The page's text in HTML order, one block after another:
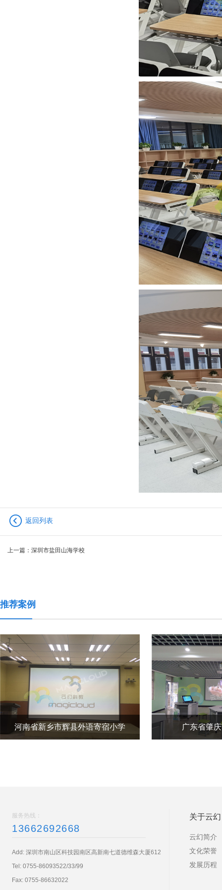
返回列表
上一篇： 深圳市盐田山海学校
推荐案例
河南省新乡市辉县外语寄宿小学 广东省肇
服务热线：
13662692668
Add: 深圳市南山区科技园南区高新南七道德维森大厦612
Tel: 0755-86093522/33/99
Fax: 0755-86632022
关于云幻
云幻简介
文化荣誉
发展历程